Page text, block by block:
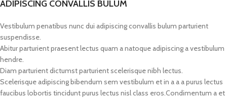
ADIPISCING CONVALLIS BULUM
Vestibulum penatibus nunc dui adipiscing convallis bulum parturient
suspendisse.
Abitur parturient praesent lectus quam a natoque adipiscing a vestibulum
hendre.
Diam parturient dictumst parturient scelerisque nibh lectus.
Scelerisque adipiscing bibendum sem vestibulum et in a a a purus lectus
faucibus lobortis tincidunt purus lectus nisl class eros.Condimentum a et